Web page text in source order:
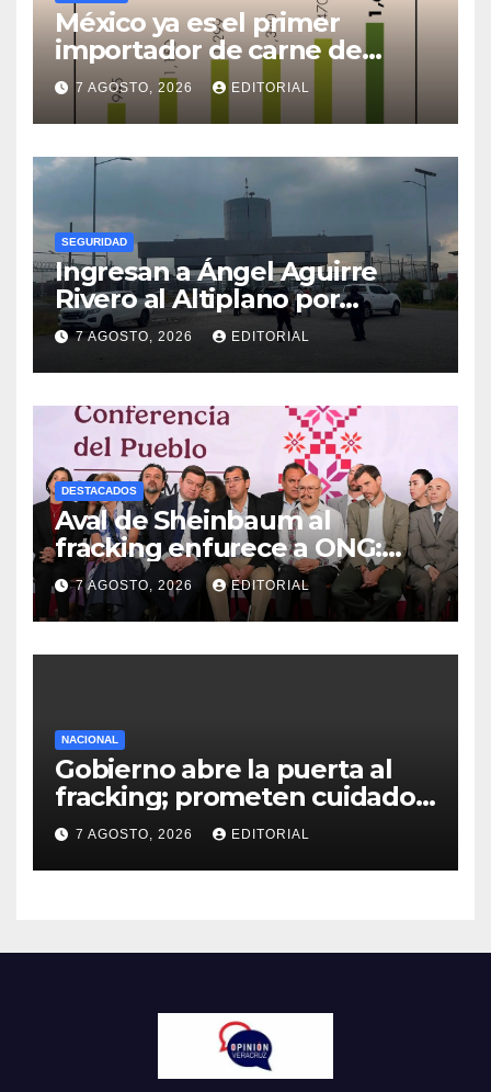
México ya es el primer
importador de carne de
cerdo en el mundo
7 AGOSTO, 2026 EDITORIAL
SEGURIDAD
Ingresan a Ángel Aguirre
Rivero al Altiplano por
presunta destrucción de
evidencias de caso
Ayotzinapa
7 AGOSTO, 2026 EDITORIAL
DESTACADOS
Aval de Sheinbaum al
fracking enfurece a ONG:
“Buscaban cómo usarlo con
menos culpa”
7 AGOSTO, 2026 EDITORIAL
NACIONAL
Gobierno abre la puerta al
fracking; prometen cuidado
del agua y consultas
ciudadanas
7 AGOSTO, 2026 EDITORIAL